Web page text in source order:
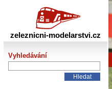
zeleznicni-modelarstvi.cz
Vyhledávání